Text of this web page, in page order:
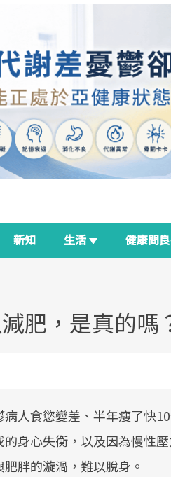
新知 生活 健康問
肥，是真的嗎
人食慾變差、半年瘦了快
身心失衡，以及因為慢性
胖的漩渦，難以脫身。
面對超高齡社
邁向「健康照
2025年，就到
健康新生活」
良醫健康網從
發，透過醫學
根據不同性別
現在、未來的